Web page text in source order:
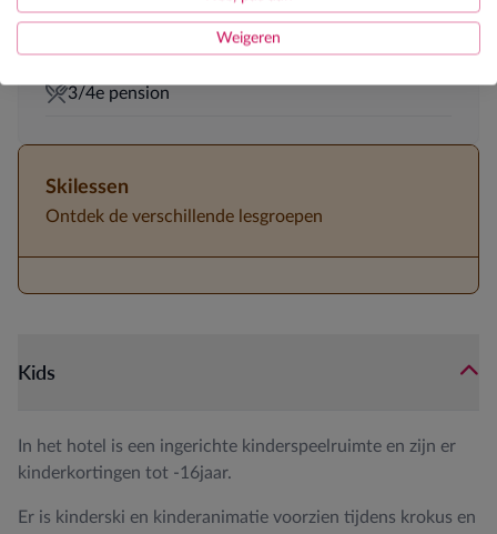
Weigeren
Genietweek 50+ in maart
3/4e pension
Skilessen
Ontdek de verschillende lesgroepen
Kids
In het hotel is een ingerichte kinderspeelruimte en zijn er
kinderkortingen tot -16jaar.
Er is kinderski en kinderanimatie voorzien tijdens krokus en